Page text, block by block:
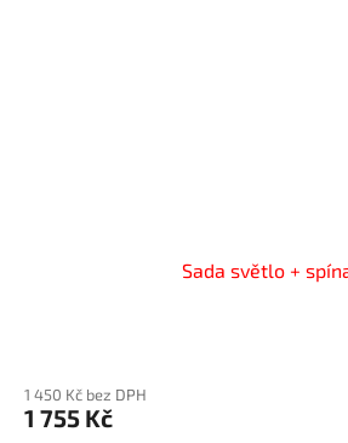
Sada světlo +
1 450 Kč bez DPH
1 755 Kč